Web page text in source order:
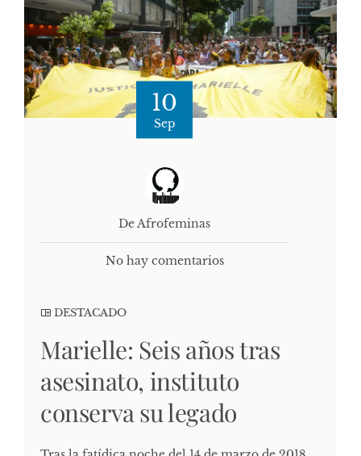
10
Sep
De Afrofeminas
No hay comentarios
DESTACADO
Marielle: Seis años tras
asesinato, instituto
conserva su legado